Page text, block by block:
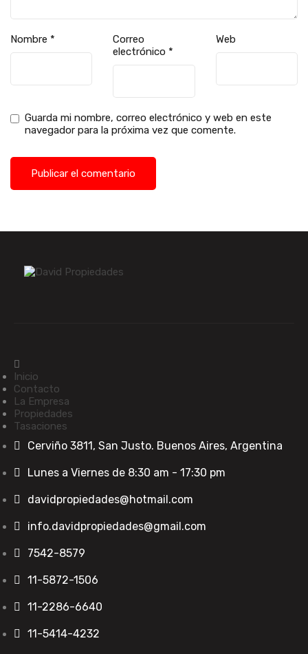
Nombre *
Correo
electrónico *
Web
Guarda mi nombre, correo electrónico y web en este
navegador para la próxima vez que comente.
Inicio
Contacto
La Empresa
Propiedades
Tasaciones
Cerviño 3811, San Justo. Buenos Aires, Argentina
Lunes a Viernes de 8:30 am - 17:30 pm
davidpropiedades@hotmail.com
info.davidpropiedades@gmail.com
7542-8579
11-5872-1506
11-2286-6640
11-5414-4232